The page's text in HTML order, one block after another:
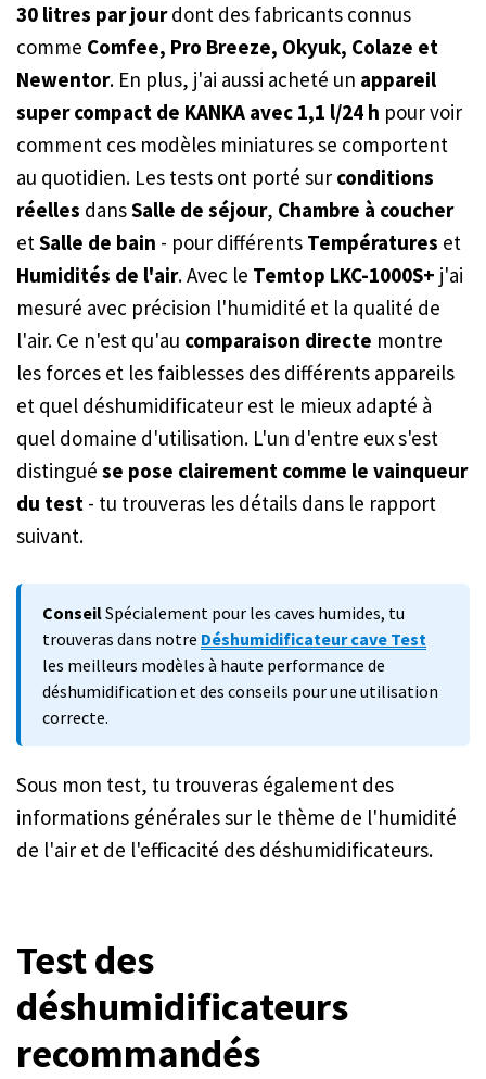
30 litres par jourdont des fabricants connus
comme Comfee, Pro Breeze, Okyuk, Colaze et
Newentor. En plus, j'ai aussi acheté un appareil
super compact de KANKA avec 1,1 l/24 h pour voir
comment ces modèles miniatures se comportent
au quotidien. Les tests ont porté sur conditions
réelles dansSalle de séjour, Chambre à coucher
etSalle de bain - pour différents Températures et
Humidités de l'air. Avec le Temtop LKC-1000S+ j'ai
mesuré avec précision l'humidité et la qualité de
l'air. Ce n'est qu'au comparaison directe montre
les forces et les faiblesses des différents appareils
et quel déshumidificateur est le mieux adapté à
quel domaine d'utilisation. L'un d'entre eux s'est
distingué se pose clairement comme le vainqueur
du test - tu trouveras les détails dans le rapport
suivant.
ConseilSpécialement pour les caves humides, tu
trouveras dans notre Déshumidificateur cave Test
les meilleurs modèles à haute performance de
déshumidification et des conseils pour une utilisation
correcte.
Sous mon test, tu trouveras également des
informations générales sur le thème de l'humidité
de l'air et de l'efficacité des déshumidificateurs.
Test des
déshumidificateurs
recommandés